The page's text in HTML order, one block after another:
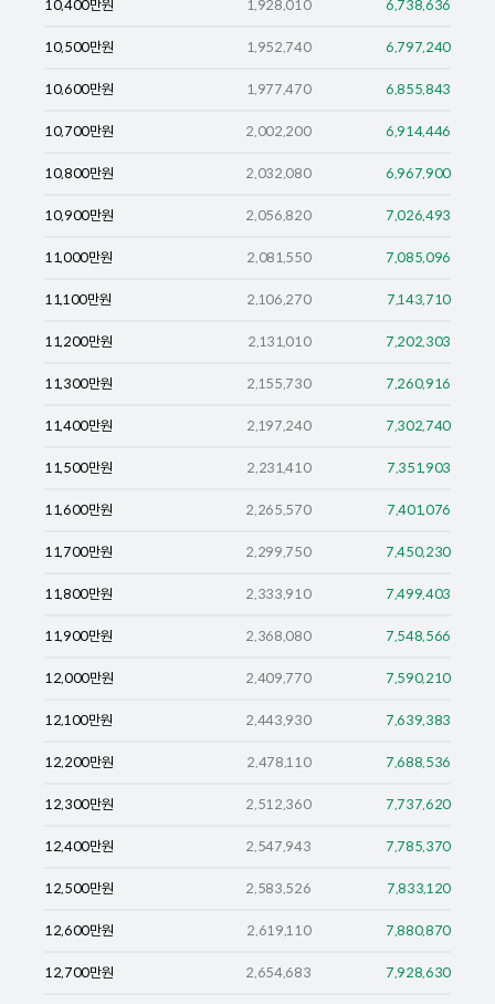
10,400만원 1,928,010 6,738,636
10,500만원 1,952,740 6,797,240
10,600만원 1,977,470 6,855,843
10,700만원 2,002,200 6,914,446
10,800만원 2,032,080 6,967,900
10,900만원 2,056,820 7,026,493
11,000만원 2,081,550 7,085,096
11,100만원 2,106,270 7,143,710
11,200만원 2,131,010 7,202,303
11,300만원 2,155,730 7,260,916
11,400만원 2,197,240 7,302,740
11,500만원 2,231,410 7,351,903
11,600만원 2,265,570 7,401,076
11,700만원 2,299,750 7,450,230
11,800만원 2,333,910 7,499,403
11,900만원 2,368,080 7,548,566
12,000만원 2,409,770 7,590,210
12,100만원 2,443,930 7,639,383
12,200만원 2,478,110 7,688,536
12,300만원 2,512,360 7,737,620
12,400만원 2,547,943 7,785,370
12,500만원 2,583,526 7,833,120
12,600만원 2,619,110 7,880,870
12,700만원 2,654,683 7,928,630